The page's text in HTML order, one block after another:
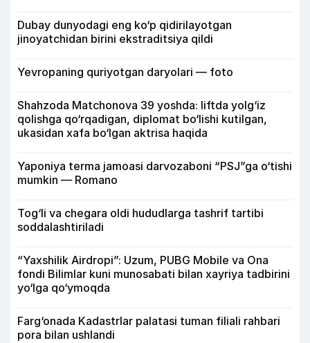
Dubay dunyodagi eng ko‘p qidirilayotgan
jinoyatchidan birini ekstraditsiya qildi
Yevropaning quriyotgan daryolari — foto
Shahzoda Matchonova 39 yoshda: liftda yolg‘iz
qolishga qo‘rqadigan, diplomat bo‘lishi kutilgan,
ukasidan xafa bo‘lgan aktrisa haqida
Yaponiya terma jamoasi darvozaboni “PSJ”ga o‘tishi
mumkin — Romano
Tog‘li va chegara oldi hududlarga tashrif tartibi
soddalashtiriladi
“Yaxshilik Airdropi”: Uzum, PUBG Mobile va Ona
fondi Bilimlar kuni munosabati bilan xayriya tadbirini
yo‘lga qo‘ymoqda
Farg‘onada Kadastrlar palatasi tuman filiali rahbari
pora bilan ushlandi